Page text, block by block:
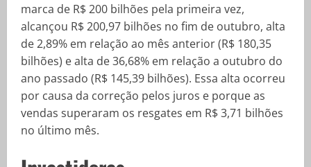
marca de R$ 200 bilhões pela primeira vez,
alcançou R$ 200,97 bilhões no fim de outubro, alta
de 2,89% em relação ao mês anterior (R$ 180,35
bilhões) e alta de 36,68% em relação a outubro do
ano passado (R$ 145,39 bilhões). Essa alta ocorreu
por causa da correção pelos juros e porque as
vendas superaram os resgates em R$ 3,71 bilhões
no último mês.